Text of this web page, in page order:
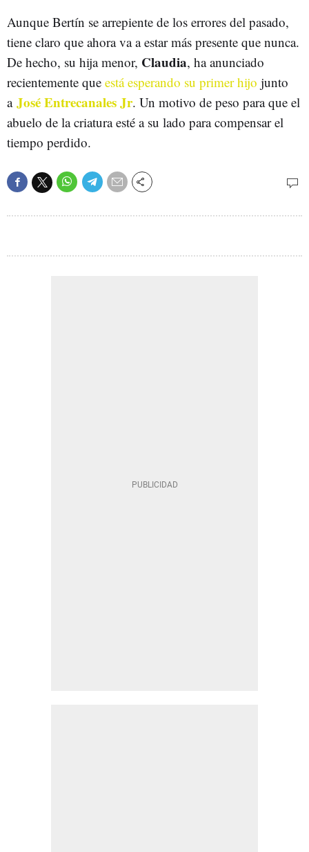
Aunque Bertín se arrepiente de los errores del pasado,
tiene claro que ahora va a estar más presente que nunca.
De hecho, su hija menor, Claudia, ha anunciado
recientemente que está esperando su primer hijo junto
a José Entrecanales Jr. Un motivo de peso para que el
abuelo de la criatura esté a su lado para compensar el
tiempo perdido.